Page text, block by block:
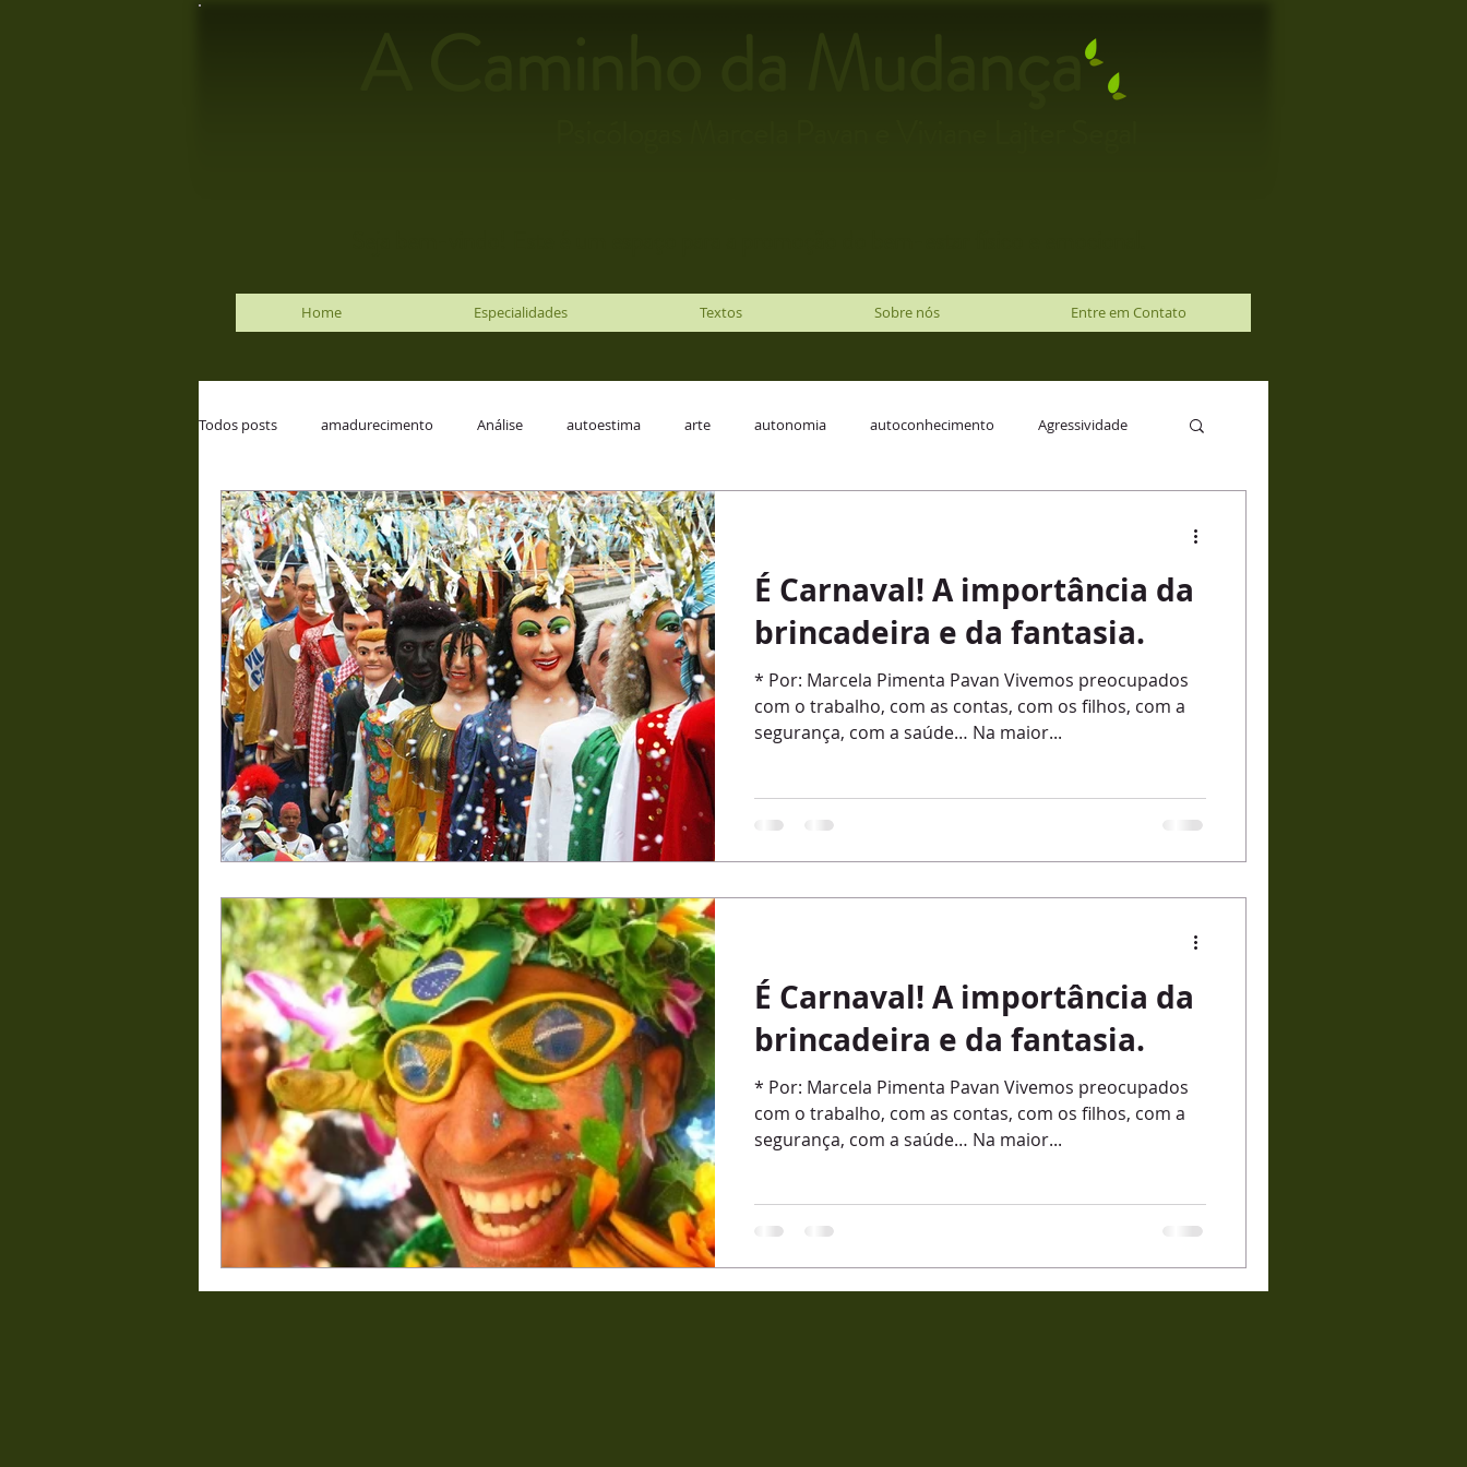
Home Especialidades Textos Sobre nós Entre em Contato
Todos posts amadurecimento Análise autoestima arte autonomia autoconhecimento Agressividade
ansiedade a caminho da mudança ciúme bem estar
depressão Comportamento bullying Criança filhos divórcio fantasia emoções
deficit de atenção casamento boicote escolha carnaval família gratidão
É Carnaval! A importância da
brincadeira e da fantasia.
* Por: Marcela Pimenta Pavan Vivemos preocupados
com o trabalho, com as contas, com os filhos, com a
segurança, com a saúde… Na maior...
É Carnaval! A importância da
brincadeira e da fantasia.
* Por: Marcela Pimenta Pavan Vivemos preocupados
com o trabalho, com as contas, com os filhos, com a
segurança, com a saúde… Na maior...